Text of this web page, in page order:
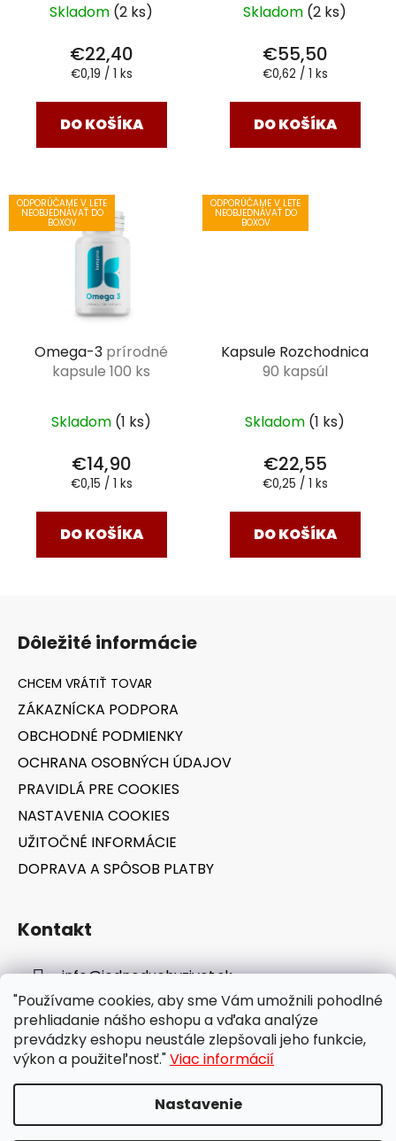
"Používame cookies, aby sme Vám umožnili pohodlné
prehliadanie nášho eshopu a vďaka analýze
prevádzky eshopu neustále zlepšovali jeho funkcie,
výkon a použiteľnosť."Viac informácií
Nastavenie
Skladom (2 ks)
€22,40
Jednotková
€0,19 / 1 ks
DO KOŠÍKA
Skladom (2 ks)
€55,50
Jednotková
€0,62 / 1 ks
DO KOŠÍKA
ODPORÚČAME V LETE
NEOBJEDNÁVAŤ DO
BOXOV
Omega-3 prírodné
kapsule 100 ks
Skladom (1 ks)
€14,90
Jednotková
€0,15 / 1 ks
DO KOŠÍKA
ODPORÚČAME V LETE
NEOBJEDNÁVAŤ DO
BOXOV
Kapsule Rozchodnica
90 kapsúl
Skladom (1 ks)
€22,55
Jednotková
€0,25 / 1 ks
DO KOŠÍKA
Dôležité informácie
ZÁKAZNÍCKA PODPORA
OBCHODNÉ PODMIENKY
OCHRANA OSOBNÝCH ÚDAJOV
PRAVIDLÁ PRE COOKIES
NASTAVENIA COOKIES
UŽITOČNÉ INFORMÁCIE
DOPRAVA A SPÔSOB PLATBY
Kontakt
info@jednoduchyzivot.sk
E-shop: 0948 647 767